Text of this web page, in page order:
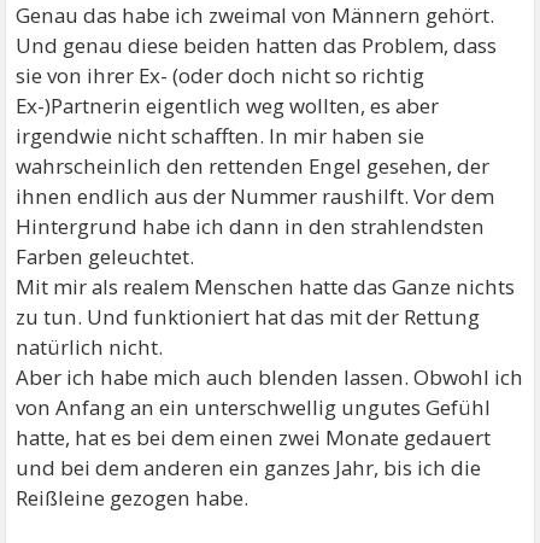
Genau das habe ich zweimal von Männern gehört.
Und genau diese beiden hatten das Problem, dass
sie von ihrer Ex- (oder doch nicht so richtig
Ex-)Partnerin eigentlich weg wollten, es aber
irgendwie nicht schafften. In mir haben sie
wahrscheinlich den rettenden Engel gesehen, der
ihnen endlich aus der Nummer raushilft. Vor dem
Hintergrund habe ich dann in den strahlendsten
Farben geleuchtet.
Mit mir als realem Menschen hatte das Ganze nichts
zu tun. Und funktioniert hat das mit der Rettung
natürlich nicht.
Aber ich habe mich auch blenden lassen. Obwohl ich
von Anfang an ein unterschwellig ungutes Gefühl
hatte, hat es bei dem einen zwei Monate gedauert
und bei dem anderen ein ganzes Jahr, bis ich die
Reißleine gezogen habe.